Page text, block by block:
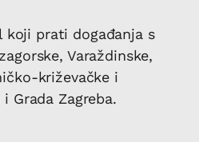
koji prati događanja s
Varaždinske,
križevačke i
Grada Zagreba.